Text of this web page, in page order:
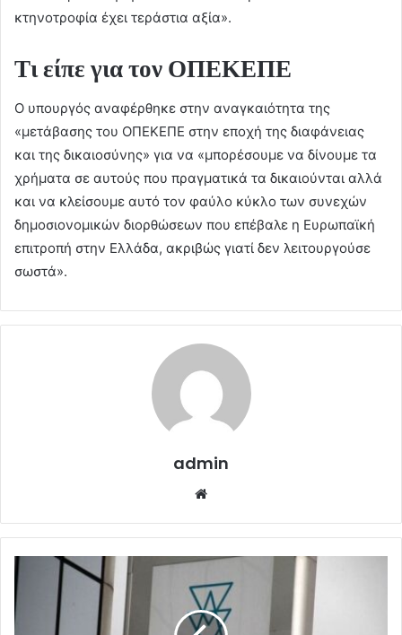
κτηνοτροφία έχει τεράστια αξία».
Τι είπε για τον ΟΠΕΚΕΠΕ
Ο υπουργός αναφέρθηκε στην αναγκαιότητα της
«μετάβασης του ΟΠΕΚΕΠΕ στην εποχή της διαφάνειας
και της δικαιοσύνης» για να «μπορέσουμε να δίνουμε τα
χρήματα σε αυτούς που πραγματικά τα δικαιούνται αλλά
και να κλείσουμε αυτό τον φαύλο κύκλο των συνεχών
δημοσιονομικών διορθώσεων που επέβαλε η Ευρωπαϊκή
επιτροπή στην Ελλάδα, ακριβώς γιατί δεν λειτουργούσε
σωστά».
admin